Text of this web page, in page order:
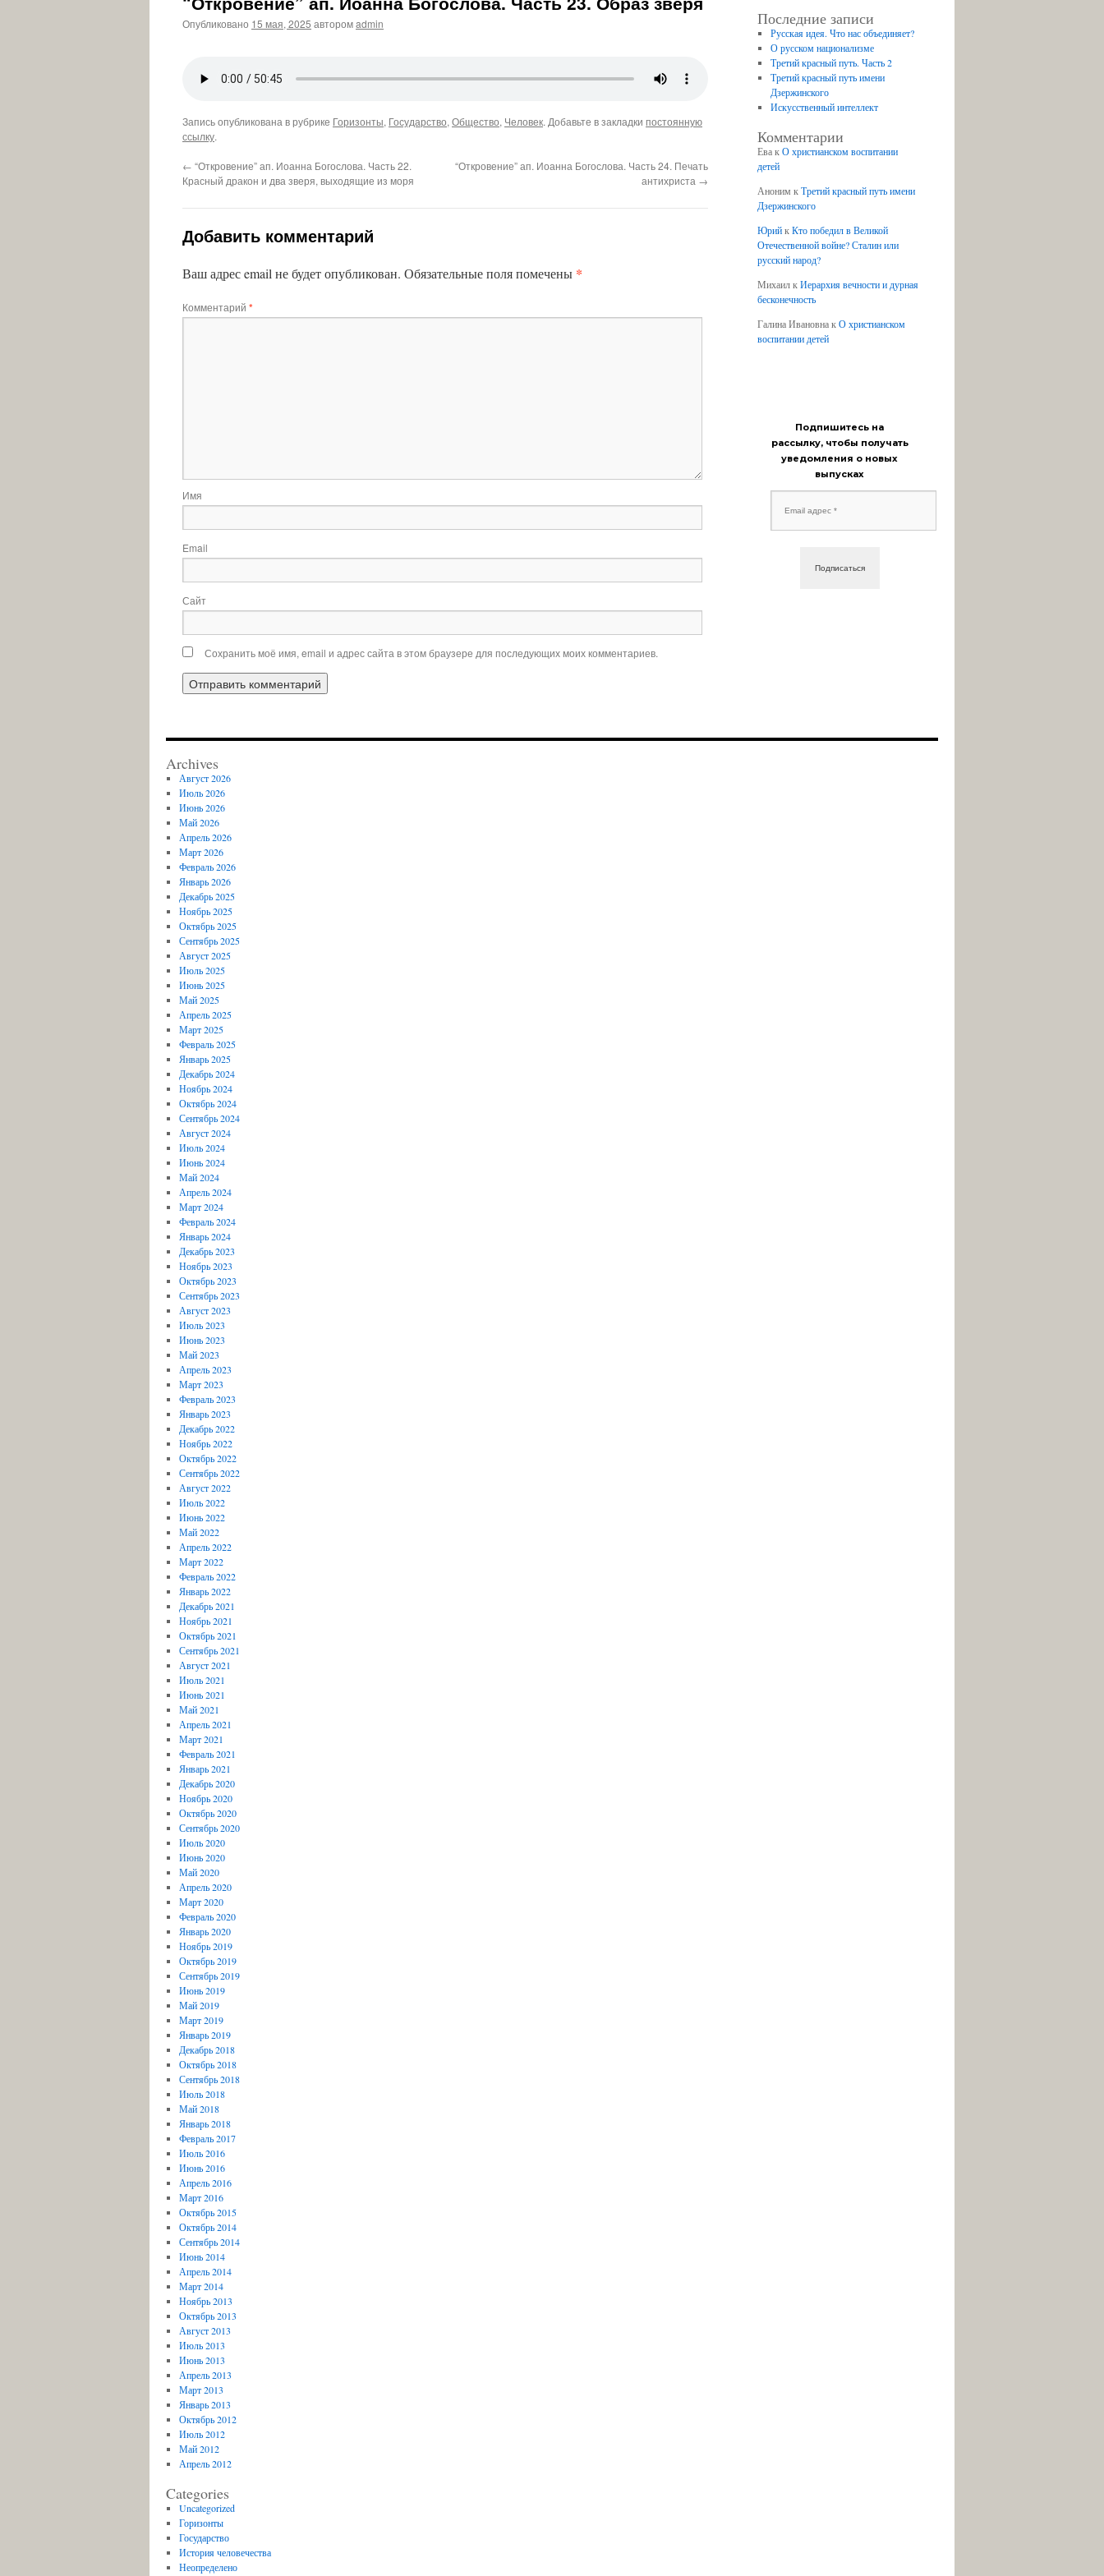
Опубликовано 15 мая, 2025 авторомadmin
Запись опубликована в рубрике Горизонты, Государство, Общество, Человек. Добавьте в закладки постоянную
ссылку.
← “Откровение” ап. Иоанна Богослова. Часть 22.
Красный дракон и два зверя, выходящие из моря
“Откровение” ап. Иоанна Богослова. Часть 24. Печать
антихриста →
Добавить комментарий
Ваш адрес email не будет опубликован. Обязательные поля помечены *
Комментарий *
Имя
Email
Сайт
Сохранить моё имя, email и адрес сайта в этом браузере для последующих моих комментариев.
Последние записи
Русская идея. Что нас объединяет?
О русском национализме
Третий красный путь. Часть 2
Третий красный путь имени
Дзержинского
Искусственный интеллект
Комментарии
ЕвакО христианском воспитании
детей
Аноним кТретий красный путь имени
Дзержинского
ЮрийкКто победил в Великой
Отечественной войне? Сталин или
русский народ?
МихаилкИерархия вечности и дурная
бесконечность
Галина ИвановнакО христианском
воспитании детей
Подпишитесь на
рассылку, чтобы получать
уведомления о новых
выпусках
Email
Archives
Август 2026
Июль 2026
Июнь 2026
Май 2026
Апрель 2026
Март 2026
Февраль 2026
Январь 2026
Декабрь 2025
Ноябрь 2025
Октябрь 2025
Сентябрь 2025
Август 2025
Июль 2025
Июнь 2025
Май 2025
Апрель 2025
Март 2025
Февраль 2025
Январь 2025
Декабрь 2024
Ноябрь 2024
Октябрь 2024
Сентябрь 2024
Август 2024
Июль 2024
Июнь 2024
Май 2024
Апрель 2024
Март 2024
Февраль 2024
Январь 2024
Декабрь 2023
Ноябрь 2023
Октябрь 2023
Сентябрь 2023
Август 2023
Июль 2023
Июнь 2023
Май 2023
Апрель 2023
Март 2023
Февраль 2023
Январь 2023
Декабрь 2022
Ноябрь 2022
Октябрь 2022
Сентябрь 2022
Август 2022
Июль 2022
Июнь 2022
Май 2022
Апрель 2022
Март 2022
Февраль 2022
Январь 2022
Декабрь 2021
Ноябрь 2021
Октябрь 2021
Сентябрь 2021
Август 2021
Июль 2021
Июнь 2021
Май 2021
Апрель 2021
Март 2021
Февраль 2021
Январь 2021
Декабрь 2020
Ноябрь 2020
Октябрь 2020
Сентябрь 2020
Июль 2020
Июнь 2020
Май 2020
Апрель 2020
Март 2020
Февраль 2020
Январь 2020
Ноябрь 2019
Октябрь 2019
Сентябрь 2019
Июнь 2019
Май 2019
Март 2019
Январь 2019
Декабрь 2018
Октябрь 2018
Сентябрь 2018
Июль 2018
Май 2018
Январь 2018
Февраль 2017
Июль 2016
Июнь 2016
Апрель 2016
Март 2016
Октябрь 2015
Октябрь 2014
Сентябрь 2014
Июнь 2014
Апрель 2014
Март 2014
Ноябрь 2013
Октябрь 2013
Август 2013
Июль 2013
Июнь 2013
Апрель 2013
Март 2013
Январь 2013
Октябрь 2012
Июль 2012
Май 2012
Апрель 2012
Categories
Uncategorized
Горизонты
Государство
История человечества
Неопределено